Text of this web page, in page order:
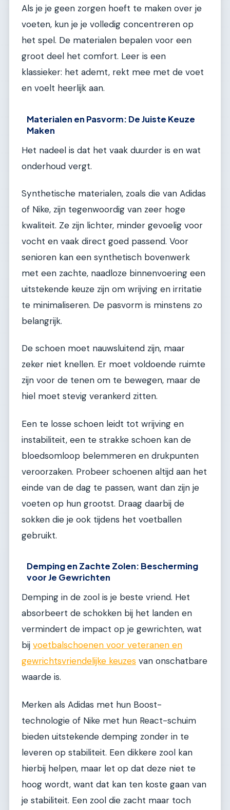
Als je je geen zorgen hoeft te maken over je
voeten, kun je je volledig concentreren op
het spel. De materialen bepalen voor een
groot deel het comfort. Leer is een
klassieker: het ademt, rekt mee met de voet
en voelt heerlijk aan.
Materialen en Pasvorm: De Juiste Keuze
Maken
Het nadeel is dat het vaak duurder is en wat
onderhoud vergt.
Synthetische materialen, zoals die van Adidas
of Nike, zijn tegenwoordig van zeer hoge
kwaliteit. Ze zijn lichter, minder gevoelig voor
vocht en vaak direct goed passend. Voor
senioren kan een synthetisch bovenwerk
met een zachte, naadloze binnenvoering een
uitstekende keuze zijn om wrijving en irritatie
te minimaliseren. De pasvorm is minstens zo
belangrijk.
De schoen moet nauwsluitend zijn, maar
zeker niet knellen. Er moet voldoende ruimte
zijn voor de tenen om te bewegen, maar de
hiel moet stevig verankerd zitten.
Een te losse schoen leidt tot wrijving en
instabiliteit, een te strakke schoen kan de
bloedsomloop belemmeren en drukpunten
veroorzaken. Probeer schoenen altijd aan het
einde van de dag te passen, want dan zijn je
voeten op hun grootst. Draag daarbij de
sokken die je ook tijdens het voetballen
gebruikt.
Demping en Zachte Zolen: Bescherming
voor Je Gewrichten
Demping in de zool is je beste vriend. Het
absorbeert de schokken bij het landen en
vermindert de impact op je gewrichten, wat
bij voetbalschoenen voor veteranen en
gewrichtsvriendelijke keuzes van onschatbare
waarde is.
Merken als Adidas met hun Boost-
technologie of Nike met hun React-schuim
bieden uitstekende demping zonder in te
leveren op stabiliteit. Een dikkere zool kan
hierbij helpen, maar let op dat deze niet te
hoog wordt, want dat kan ten koste gaan van
je stabiliteit. Een zool die zacht maar toch